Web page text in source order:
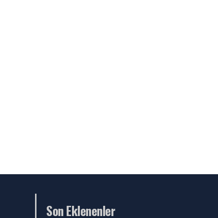
Son Eklenenler